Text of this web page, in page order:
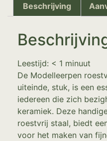
Beschrijving
Leestijd: < 1 minuut
De Modelleerpen
uiteinde, stuk, is een
iedereen die zich
keramiek. Deze
roestvrij staal, biedt
voor het maken van